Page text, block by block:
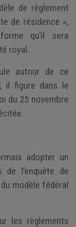
de règlement
de résidence »,
qu’il sera
royal.
autour de ce
il figure dans le
du 25 novembre
adopter un
de l’enquête de
modèle fédéral
les règlements